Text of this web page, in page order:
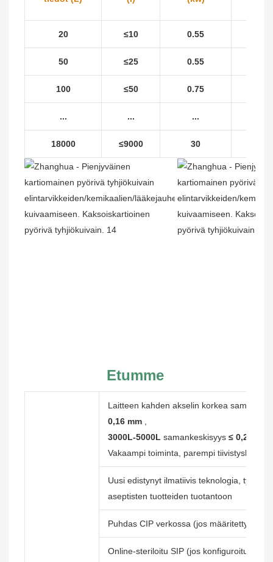
20 ≤10 0.55
50 ≤25 0.55
100 ≤50 0.75
... ... ...
18000 ≤9000 30
Etumme
Laitteen kahden akselin korkea
0,16 mm ,
3000L-5000L samankeskisyys ≤ 0,20 mm
Vakaampi toiminta, parempi tiivistyskyky,
Uusi edistynyt ilmatiivis teknologia, tyhjiö
aseptisten tuotteiden tuotantoon
Puhdas CIP verkossa (jos määritetty)
Online-steriloitu SIP (jos konfiguroitu),